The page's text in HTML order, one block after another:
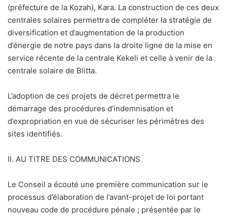
(préfecture de la Kozah), Kara. La construction de ces deux
centrales solaires permettra de compléter la stratégie de
diversification et d’augmentation de la production
d’énergie de notre pays dans la droite ligne de la mise en
service récente de la centrale Kekeli et celle à venir de la
centrale solaire de Blitta.
L’adoption de ces projets de décret permettra le
démarrage des procédures d’indemnisation et
d’expropriation en vue de sécuriser les périmètres des
sites identifiés.
II. AU TITRE DES COMMUNICATIONS
Le Conseil a écouté une première communication sur le
processus d’élaboration de l’avant-projet de loi portant
nouveau code de procédure pénale ; présentée par le